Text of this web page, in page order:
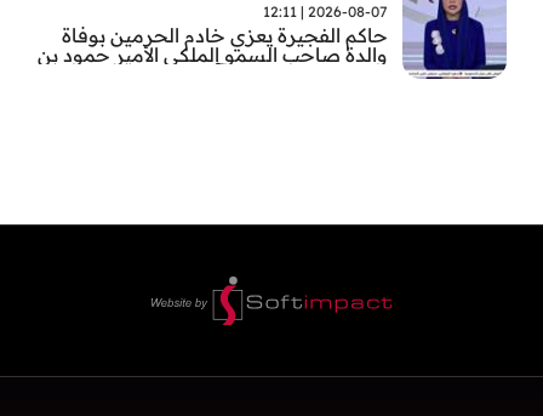
2026-08-07 | 12:11
حاكم الفجيرة يعزي خادم الحرمين بوفاة
والدة صاحب السمو الملكي الأمير حمود بن